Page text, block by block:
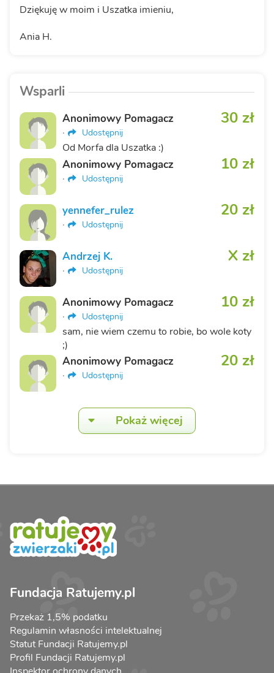
Dziękuję w moim i Uszatka imieniu,
Ania H.
Wsparli
30 zł
Anonimowy Pomagacz
· Udostępnij
Od Morfa dla Uszatka :)
10 zł
Anonimowy Pomagacz
· Udostępnij
20 zł
yennefer_rulez
· Udostępnij
X zł
Andrzej K.
· Udostępnij
10 zł
Anonimowy Pomagacz
· Udostępnij
sam, nie wiem czemu to robie, bo wole koty
;)
20 zł
Anonimowy Pomagacz
· Udostępnij
Pokaż więcej
Fundacja Ratujemy.pl
Przekaż 1,5% podatku
Regulamin własności intelektualnej
Statut Fundacji Ratujemy.pl
Profil Fundacji Ratujemy.pl